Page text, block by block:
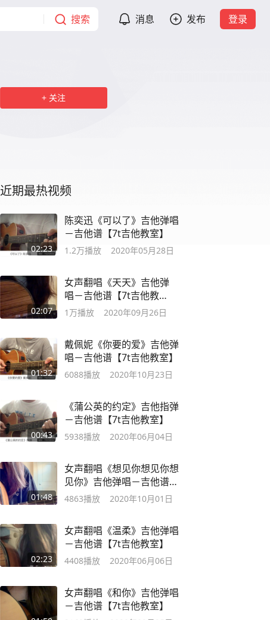
搜索 消息 发布 登录
关注
近期最热视频
02:23
陈奕迅《可以了》吉他弹唱
－吉他谱【7t吉他教室】
1.2万播放 2020年05月28日
02:07
女声翻唱《天天》吉他弹
唱－吉他谱【7t吉他教
室】
1万播放 2020年09月26日
01:32
戴佩妮《你要的爱》吉他弹
唱－吉他谱【7t吉他教室】
6088播放 2020年10月23日
00:43
《蒲公英的约定》吉他指弹
－吉他谱【7t吉他教室】
5938播放 2020年06月04日
01:48
女声翻唱《想见你想见你想
见你》吉他弹唱－吉他谱
【7t吉他教室】
4863播放 2020年10月01日
02:23
女声翻唱《温柔》吉他弹唱
－吉他谱【7t吉他教室】
4408播放 2020年06月06日
女声翻唱《和你》吉他弹唱
－吉他谱【7t吉他教室】